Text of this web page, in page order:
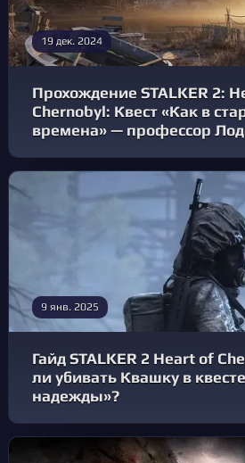
19 дек. 2024
Прохождение STALKER 2:
Chernobyl: Квест «Как в
времена» — профессор
9 янв. 2025
Гайд STALKER 2 Heart of
ли убивать Квашку в
надежды»?